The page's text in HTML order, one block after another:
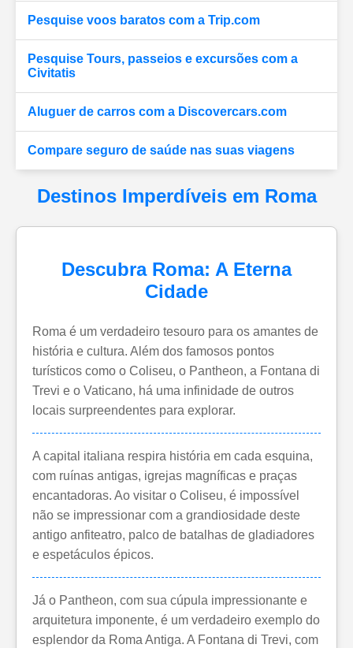
Pesquise voos baratos com a Trip.com
Pesquise Tours, passeios e excursões com a
Civitatis
Aluguer de carros com a Discovercars.com
Compare seguro de saúde nas suas viagens
Destinos Imperdíveis em Roma
Descubra Roma: A Eterna
Cidade
Roma é um verdadeiro tesouro para os amantes de
história e cultura. Além dos famosos pontos
turísticos como o Coliseu, o Pantheon, a Fontana di
Trevi e o Vaticano, há uma infinidade de outros
locais surpreendentes para explorar.
A capital italiana respira história em cada esquina,
com ruínas antigas, igrejas magníficas e praças
encantadoras. Ao visitar o Coliseu, é impossível
não se impressionar com a grandiosidade deste
antigo anfiteatro, palco de batalhas de gladiadores
e espetáculos épicos.
Já o Pantheon, com sua cúpula impressionante e
arquitetura imponente, é um verdadeiro exemplo do
esplendor da Roma Antiga. A Fontana di Trevi, com